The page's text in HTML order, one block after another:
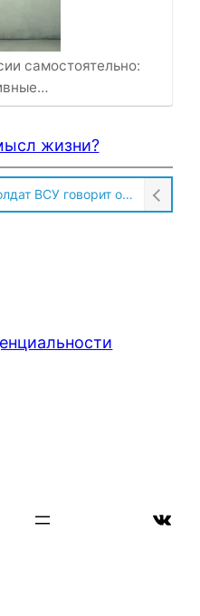
самостоятельно:
жизни?
Солдат ВСУ говорит о том, чтобы продавали топливо для ремонта техники в Угледаре